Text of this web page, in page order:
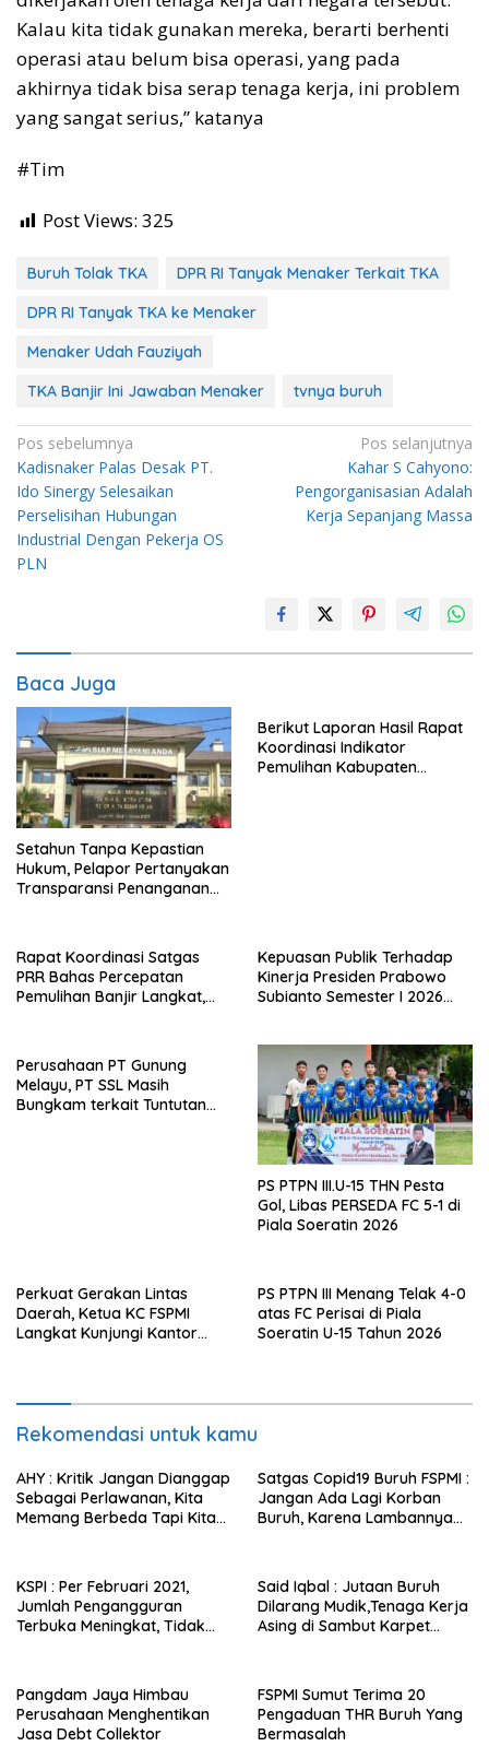
Kalau kita tidak gunakan mereka, berarti berhenti
operasi atau belum bisa operasi, yang pada
akhirnya tidak bisa serap tenaga kerja, ini problem
yang sangat serius,” katanya
#Tim
Post Views: 325
Buruh Tolak TKA
DPR RI Tanyak Menaker Terkait TKA
DPR RI Tanyak TKA ke Menaker
Menaker Udah Fauziyah
TKA Banjir Ini Jawaban Menaker
tvnya buruh
Navigasi
pos
Pos sebelumnya
Kadisnaker Palas Desak PT.
Ido Sinergy Selesaikan
Perselisihan Hubungan
Industrial Dengan Pekerja OS
PLN
Pos selanjutnya
Kahar S Cahyono:
Pengorganisasian Adalah
Kerja Sepanjang Massa
Baca Juga
Setahun Tanpa Kepastian
Hukum, Pelapor Pertanyakan
Transparansi Penanganan
Berikut Laporan Hasil Rapat
Koordinasi Indikator
Pemulihan Kabupaten
Rapat Koordinasi Satgas
PRR Bahas Percepatan
Pemulihan Banjir Langkat,
Kepuasan Publik Terhadap
Kinerja Presiden Prabowo
Subianto Semester I 2026
Perusahaan PT Gunung
Melayu, PT SSL Masih
Bungkam terkait Tuntutan
PS PTPN III.U-15 THN Pesta
Gol, Libas PERSEDA FC 5-1 di
Piala Soeratin 2026
Perkuat Gerakan Lintas
Daerah, Ketua KC FSPMI
Langkat Kunjungi Kantor
PS PTPN III Menang Telak 4-0
atas FC Perisai di Piala
Soeratin U-15 Tahun 2026
Rekomendasi untuk kamu
AHY : Kritik Jangan Dianggap
Sebagai Perlawanan, Kita
Memang Berbeda Tapi Kita
Satgas Copid19 Buruh FSPMI :
Jangan Ada Lagi Korban
Buruh, Karena Lambannya
KSPI : Per Februari 2021,
Jumlah Pengangguran
Terbuka Meningkat, Tidak
Said Iqbal : Jutaan Buruh
Dilarang Mudik,Tenaga Kerja
Asing di Sambut Karpet
Pangdam Jaya Himbau
Perusahaan Menghentikan
Jasa Debt Collektor
FSPMI Sumut Terima 20
Pengaduan THR Buruh Yang
Bermasalah